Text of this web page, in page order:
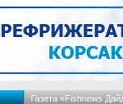
Газета «Fishnews